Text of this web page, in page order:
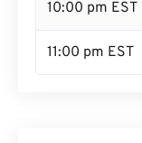
10:00 pm EST
11:00 pm EST